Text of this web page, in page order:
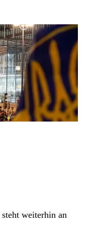
weiterhin an